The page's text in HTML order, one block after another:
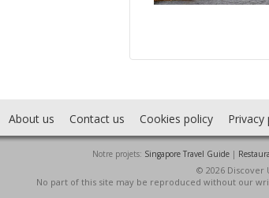
About us Contact us Cookies policy Privacy
Notre projets: Singapore Travel Guide|
© 2026 Discover
No part of this site may be reproduced without our